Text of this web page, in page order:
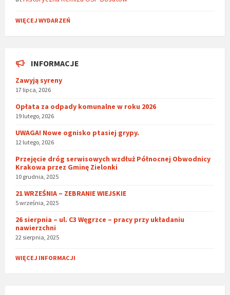
WIĘCEJ WYDARZEŃ
INFORMACJE
Zawyją syreny
17 lipca, 2026
Opłata za odpady komunalne w roku 2026
19 lutego, 2026
UWAGA! Nowe ognisko ptasiej grypy.
12 lutego, 2026
Przejęcie dróg serwisowych wzdłuż Północnej Obwodnicy
Krakowa przez Gminę Zielonki
10 grudnia, 2025
21 WRZEŚNIA – ZEBRANIE WIEJSKIE
5 września, 2025
26 sierpnia – ul. C3 Węgrzce – pracy przy układaniu
nawierzchni
22 sierpnia, 2025
WIĘCEJ INFORMACJI